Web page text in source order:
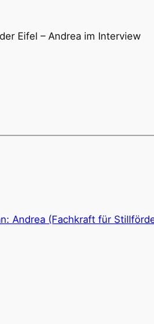
Eifel – Andrea im Interview
Andrea (Fachkraft für